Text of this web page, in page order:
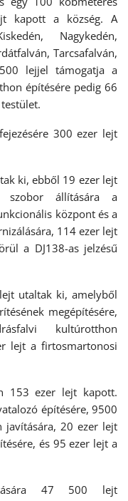
kapott a község. A
Nagykedén,
Tarcsafalván,
lejjel támogatja a
építésére pedig 66
300 ezer lejt
ki, ebből 19 ezer lejt
szobor állítására a
központ és a
114 ezer lejt
a DJ138-as jelzésű
utaltak ki, amelyből
megépítésére,
kultúrotthon
lejt a firtosmartonosi
153 ezer lejt kapott.
építésére, 9500
20 ezer lejt
és 95 ezer lejt a
47 500 lejt